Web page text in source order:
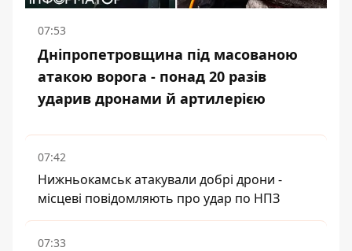
07:53
Дніпропетровщина під масованою
атакою ворога - понад 20 разів
ударив дронами й артилерією
07:42
Нижньокамськ атакували добрі дрони -
місцеві повідомляють про удар по НПЗ
07:33